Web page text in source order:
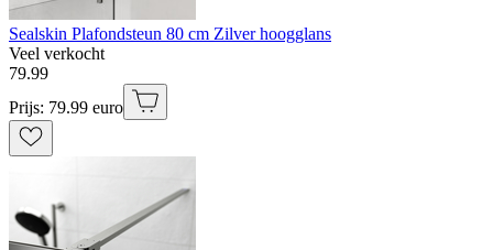
Sealskin Plafondsteun 80 cm Zilver hoogglans
Veel verkocht
79.99
Prijs: 79.99 euro